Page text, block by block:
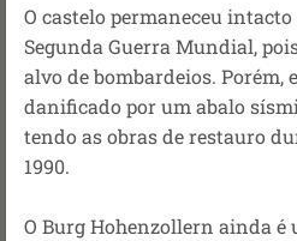
O castelo permaneceu
Segunda Guerra Mundial,
alvo de bombardeios. Porém, e
danificado por um abalo
tendo as obras de restauro
1990.
O Burg Hohenzollern ainda é